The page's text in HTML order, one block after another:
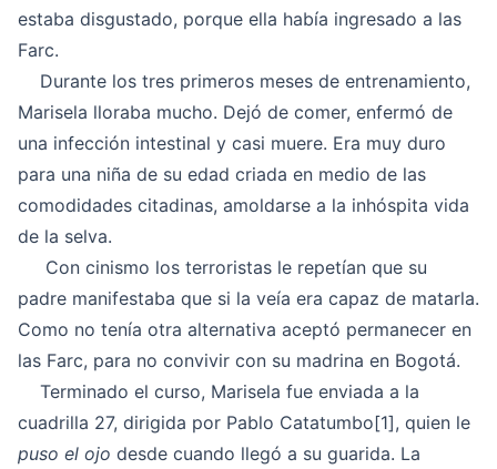
estaba disgustado, porque ella había ingresado a las
Farc.
Durante los tres primeros meses de entrenamiento,
Marisela lloraba mucho. Dejó de comer, enfermó de
una infección intestinal y casi muere. Era muy duro
para una niña de su edad criada en medio de las
comodidades citadinas, amoldarse a la inhóspita vida
de la selva.
Con cinismo los terroristas le repetían que su
padre manifestaba que si la veía era capaz de matarla.
Como no tenía otra alternativa aceptó permanecer en
las Farc, para no convivir con su madrina en Bogotá.
Terminado el curso, Marisela fue enviada a la
cuadrilla 27, dirigida por Pablo Catatumbo[1], quien le
puso el ojo desde cuando llegó a su guarida. La